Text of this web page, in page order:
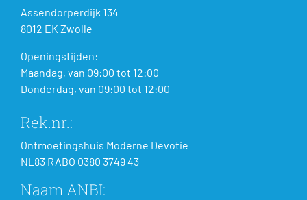
Assendorperdijk 134
8012 EK Zwolle
Openingstijden:
Maandag, van 09:00 tot 12:00
Donderdag, van 09:00 tot 12:00
Rek.nr.:
Ontmoetingshuis Moderne Devotie
NL83 RABO 0380 3749 43
Naam ANBI: